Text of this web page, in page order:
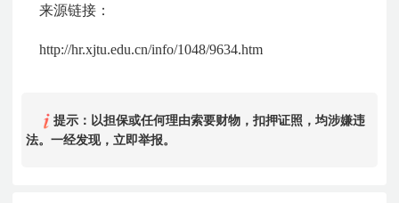
来源链接：
http://hr.xjtu.edu.cn/info/1048/9634.htm
提示：以担保或任何理由索要财物，扣押证照，均涉嫌违
法。一经发现，立即举报。